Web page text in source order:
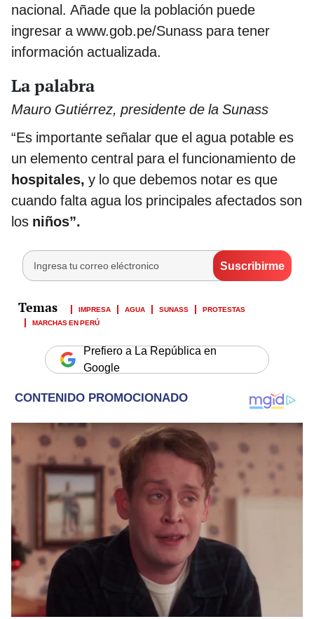
nacional. Añade que la población puede
ingresar a www.gob.pe/Sunass para tener
información actualizada.
La palabra
Mauro Gutiérrez, presidente de la Sunass
“Es importante señalar que el agua potable es
un elemento central para el funcionamiento de
hospitales, y lo que debemos notar es que
cuando falta agua los principales afectados son
los niños”.
IMPRESA AGUA SUNASS
PROTESTAS
MARCHAS EN PERÚ
Prefiero a La República en
Google